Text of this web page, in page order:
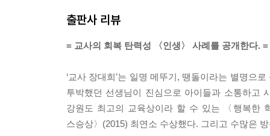
적인 것만이 아닌 내적인 행복이다. 다시 말해 마
---「3부. 성숙. 교사의 회복 탄력성이 시작되다.」
“행함이 없는 믿음은 죽은 것이다.”라는 말이 있
한 사람과 아무리 많은 교육학 지식을 가지고 있
실천이 곧 능력이다
---「4부. 변화. 배움을 디자인하다」중에서
출판사 리뷰
= 교사의 회복 탄력성 〈인생〉 사례를 공개한다. =
‘교사 장대희’는 일명 메뚜기, 땡돌이라는 별명으
투박했던 선생님이 진심으로 아이들과 소통하고
강원도 최고의 교육상이라 할 수 있는 〈행복한
스승상〉(2015) 최연소 수상했다. 그리고 수많은